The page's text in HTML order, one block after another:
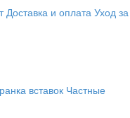
Доставка и оплата Уход за
вставок Частные